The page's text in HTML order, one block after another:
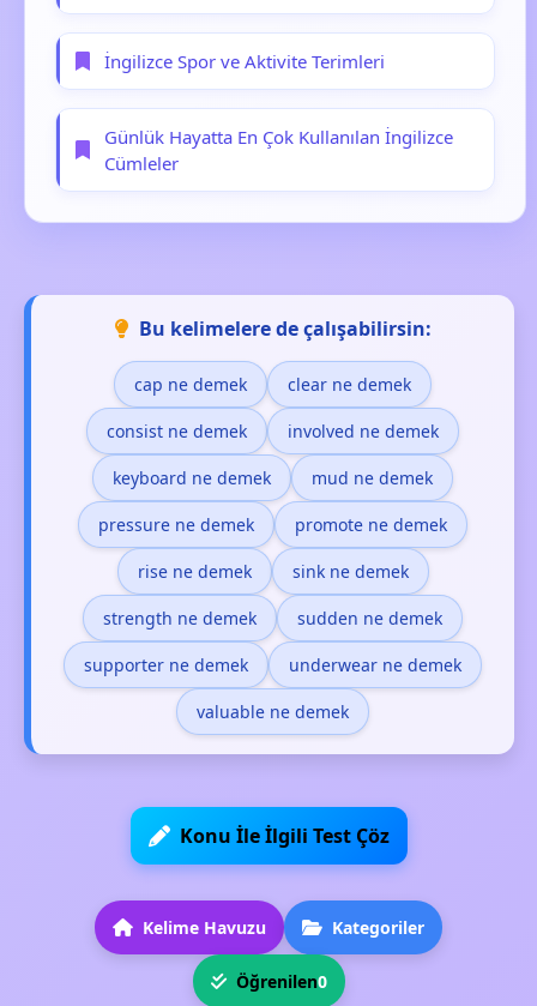
İngilizce Spor ve Aktivite Terimleri
Günlük Hayatta En Çok Kullanılan İngilizce
Cümleler
Bu kelimelere de çalışabilirsin:
cap ne demek clear ne demek
consist ne demek involved ne demek
keyboard ne demek mud ne demek
pressure ne demek promote ne demek
rise ne demek sink ne demek
strength ne demek sudden ne demek
supporter ne demek underwear ne demek
valuable ne demek
Konu İle İlgili Test Çöz
Kelime Havuzu Kategoriler
Öğrenilen0